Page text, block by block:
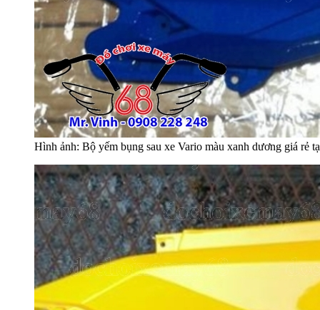
Hình ảnh: Bộ yếm bụng sau xe Vario màu xanh dương giá rẻ